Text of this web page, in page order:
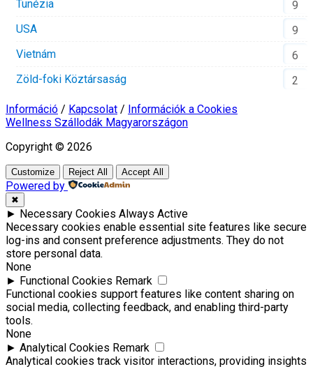
Tunézia
9
USA
9
Vietnám
6
Zöld-foki Köztársaság
2
Információ / Kapcsolat / Információk a Cookies
Wellness Szállodák Magyarországon
Copyright © 2026
Customize Reject All Accept All
Powered by
✖
► Necessary Cookies Always Active
Necessary cookies enable essential site features like secure
log-ins and consent preference adjustments. They do not
store personal data.
None
► Functional Cookies Remark
Functional cookies support features like content sharing on
social media, collecting feedback, and enabling third-party
tools.
None
► Analytical Cookies Remark
Analytical cookies track visitor interactions, providing insights